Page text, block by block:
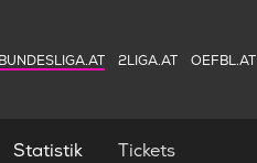
BUNDESLIGA.AT 2LIGA.AT OEFBL.AT
Statistik Tickets